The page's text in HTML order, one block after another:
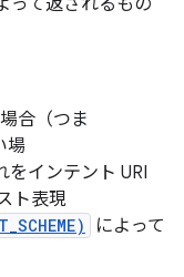
って返されるもの
合（つま
場
をインテント URI
ト表現
によって